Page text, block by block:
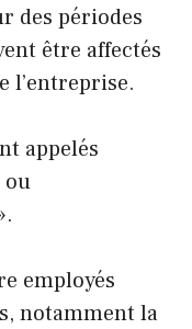
des périodes
être affectés
l’entreprise.
appelés
ou
employés
notamment la